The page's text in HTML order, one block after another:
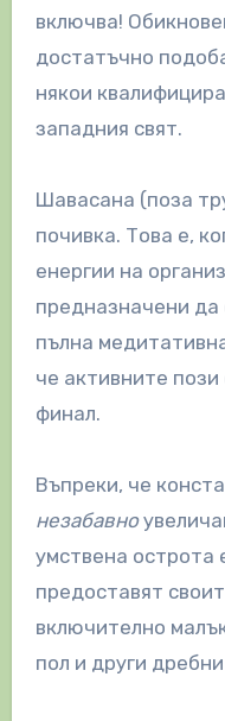
включва!
достатъчно
някои
западния свят.
Шавасана (поза
почивка. Това е,
енергии на
предназначени да
пълна
че активните пози
финал.
Въпреки, че
незабавно
умствена острота
предоставят
включително
пол и други